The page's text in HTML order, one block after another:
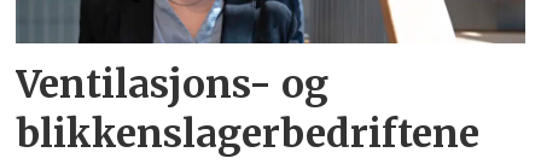
Ventilasjons- og
blikkenslagerbedriftene